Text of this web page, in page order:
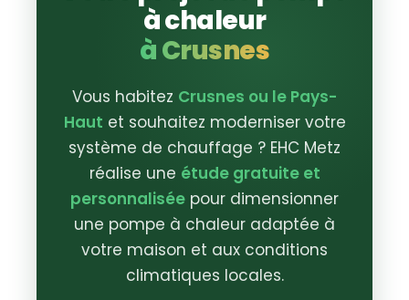
à chaleur
à Crusnes
Vous habitez Crusnes ou le Pays-
Haut et souhaitez moderniser votre
système de chauffage ? EHC Metz
réalise une étude gratuite et
personnalisée pour dimensionner
une pompe à chaleur adaptée à
votre maison et aux conditions
climatiques locales.